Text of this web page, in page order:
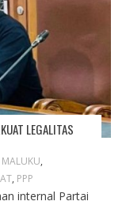
LEGALITAS
MALUKU,
, PPP
internal Partai